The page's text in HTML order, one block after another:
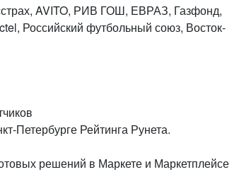
AVITO, РИВ ГОШ, ЕВРАЗ, Газфонд,
футбольный союз, Восток-
Петербурге Рейтинга Рунета.
решений в Маркете и Маркетплейсе